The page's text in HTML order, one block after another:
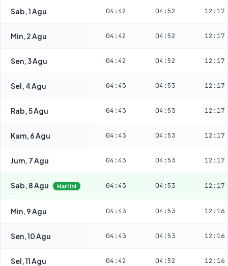
Sab, 1 Agu 04:42 04:52 12:17
Min, 2 Agu 04:42 04:52 12:17
Sen, 3 Agu 04:42 04:52 12:17
Sel, 4 Agu 04:43 04:53 12:17
Rab, 5 Agu 04:43 04:53 12:17
Kam, 6 Agu 04:43 04:53 12:17
Jum, 7 Agu 04:43 04:53 12:17
Sab, 8 Agu Hari ini 04:43 04:53 12:17
Min, 9 Agu 04:43 04:53 12:16
Sen, 10 Agu 04:43 04:53 12:16
Sel, 11 Agu 04:42 04:52 12:16